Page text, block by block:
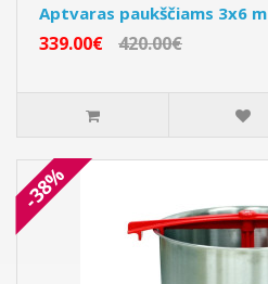
Aptvaras paukščiams 3x6 m
339.00€ 420.00€
-38%